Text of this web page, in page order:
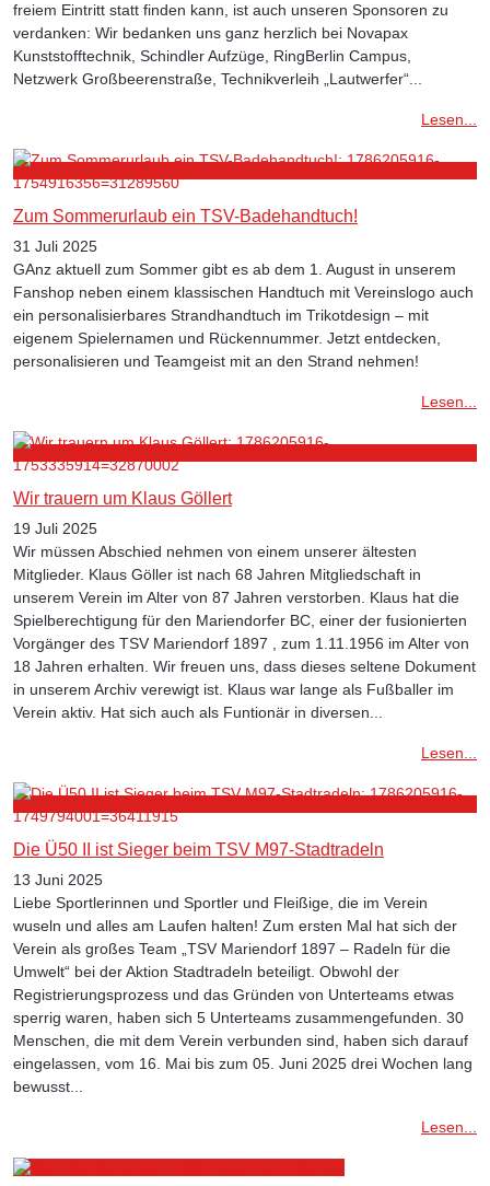
freiem Eintritt statt finden kann, ist auch unseren Sponsoren zu
verdanken: Wir bedanken uns ganz herzlich bei Novapax
Kunststofftechnik, Schindler Aufzüge, RingBerlin Campus,
Netzwerk Großbeerenstraße, Technikverleih „Lautwerfer“...
Lesen...
Zum Sommerurlaub ein TSV-Badehandtuch!
31 Juli 2025
GAnz aktuell zum Sommer gibt es ab dem 1. August in unserem
Fanshop neben einem klassischen Handtuch mit Vereinslogo auch
ein personalisierbares Strandhandtuch im Trikotdesign – mit
eigenem Spielernamen und Rückennummer. Jetzt entdecken,
personalisieren und Teamgeist mit an den Strand nehmen!
Lesen...
Wir trauern um Klaus Göllert
19 Juli 2025
Wir müssen Abschied nehmen von einem unserer ältesten
Mitglieder. Klaus Göller ist nach 68 Jahren Mitgliedschaft in
unserem Verein im Alter von 87 Jahren verstorben. Klaus hat die
Spielberechtigung für den Mariendorfer BC, einer der fusionierten
Vorgänger des TSV Mariendorf 1897 , zum 1.11.1956 im Alter von
18 Jahren erhalten. Wir freuen uns, dass dieses seltene Dokument
in unserem Archiv verewigt ist. Klaus war lange als Fußballer im
Verein aktiv. Hat sich auch als Funtionär in diversen...
Lesen...
Die Ü50 II ist Sieger beim TSV M97-Stadtradeln
13 Juni 2025
Liebe Sportlerinnen und Sportler und Fleißige, die im Verein
wuseln und alles am Laufen halten! Zum ersten Mal hat sich der
Verein als großes Team „TSV Mariendorf 1897 – Radeln für die
Umwelt“ bei der Aktion Stadtradeln beteiligt. Obwohl der
Registrierungsprozess und das Gründen von Unterteams etwas
sperrig waren, haben sich 5 Unterteams zusammengefunden. 30
Menschen, die mit dem Verein verbunden sind, haben sich darauf
eingelassen, vom 16. Mai bis zum 05. Juni 2025 drei Wochen lang
bewusst...
Lesen...